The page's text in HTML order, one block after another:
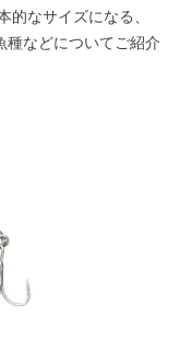
的なサイズになる、
などについてご紹介